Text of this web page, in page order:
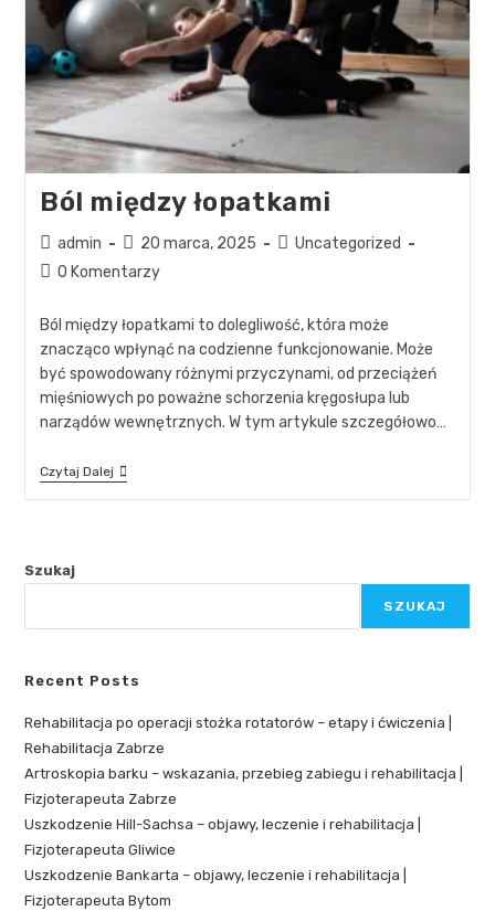
Ból między łopatkami
admin 20 marca, 2025
Uncategorized
0 Komentarzy
Ból między łopatkami to dolegliwość, która może
znacząco wpłynąć na codzienne funkcjonowanie. Może
być spowodowany różnymi przyczynami, od przeciążeń
mięśniowych po poważne schorzenia kręgosłupa lub
narządów wewnętrznych. W tym artykule szczegółowo…
Czytaj Dalej
Szukaj
SZUKAJ
Recent Posts
Rehabilitacja po operacji stożka rotatorów – etapy i ćwiczenia |
Rehabilitacja Zabrze
Artroskopia barku – wskazania, przebieg zabiegu i rehabilitacja |
Fizjoterapeuta Zabrze
Uszkodzenie Hill-Sachsa – objawy, leczenie i rehabilitacja |
Fizjoterapeuta Gliwice
Uszkodzenie Bankarta – objawy, leczenie i rehabilitacja |
Fizjoterapeuta Bytom